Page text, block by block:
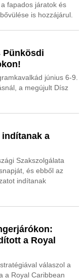
fapados járatok és
is hozzájárul.
Pünkösdi
június 6-9.
a megújult Dísz
a
Szakszolgálata
és ebből az
indítanak
a Royal
válaszol a
a Royal Caribbean